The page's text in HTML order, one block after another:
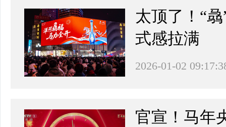
太顶了！“
式感拉满
2026-01-02
官宣！马年